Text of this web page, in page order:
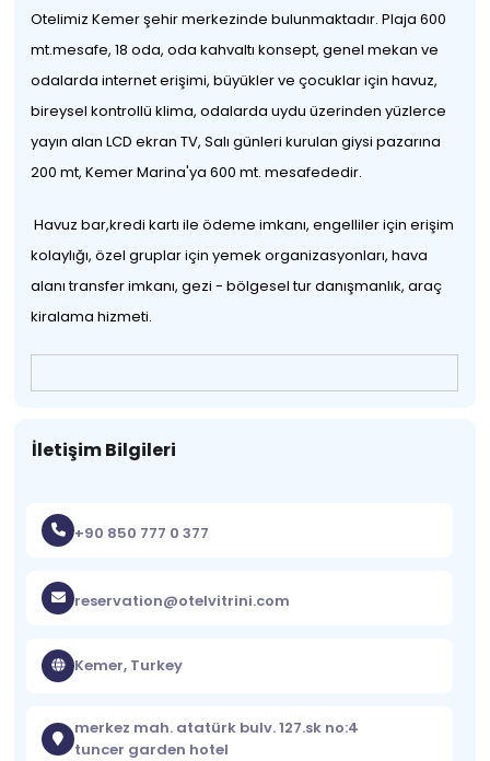
Otelimiz Kemer şehir merkezinde bulunmaktadır. Plaja 600
mt.mesafe, 18 oda, oda kahvaltı konsept, genel mekan ve
odalarda internet erişimi, büyükler ve çocuklar için havuz,
bireysel kontrollü klima, odalarda uydu üzerinden yüzlerce
yayın alan LCD ekran TV, Salı günleri kurulan giysi pazarına
200 mt, Kemer Marina'ya 600 mt. mesafededir.
Havuz bar,kredi kartı ile ödeme imkanı, engelliler için erişim
kolaylığı, özel gruplar için yemek organizasyonları, hava
alanı transfer imkanı, gezi - bölgesel tur danışmanlık, araç
kiralama hizmeti.
İletişim Bilgileri
+90 850 777 0 377
reservation@otelvitrini.com
Kemer, Turkey
merkez mah. atatürk bulv. 127.sk no:4
tuncer garden hotel